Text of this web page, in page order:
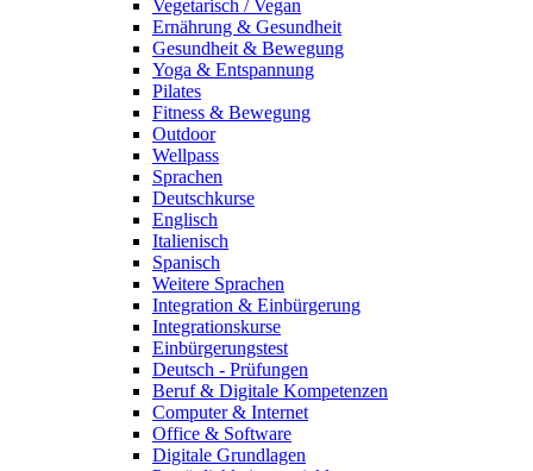
Vegetarisch / Vegan
Ernährung & Gesundheit
Gesundheit & Bewegung
Yoga & Entspannung
Pilates
Fitness & Bewegung
Outdoor
Wellpass
Sprachen
Deutschkurse
Englisch
Italienisch
Spanisch
Weitere Sprachen
Integration & Einbürgerung
Integrationskurse
Einbürgerungstest
Deutsch - Prüfungen
Beruf & Digitale Kompetenzen
Computer & Internet
Office & Software
Digitale Grundlagen